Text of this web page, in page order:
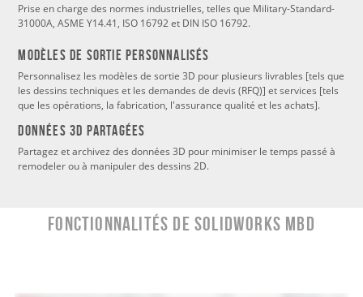
Prise en charge des normes industrielles, telles que Military-Standard-
31000A, ASME Y14.41, ISO 16792 et DIN ISO 16792.
Modèles de sortie personnalisés
Personnalisez les modèles de sortie 3D pour plusieurs livrables [tels que
les dessins techniques et les demandes de devis (RFQ)] et services [tels
que les opérations, la fabrication, l'assurance qualité et les achats].
DONNÉES 3D PARTAGÉES
Partagez et archivez des données 3D pour minimiser le temps passé à
remodeler ou à manipuler des dessins 2D.
Fonctionnalités de SOLIDWORKS MBD